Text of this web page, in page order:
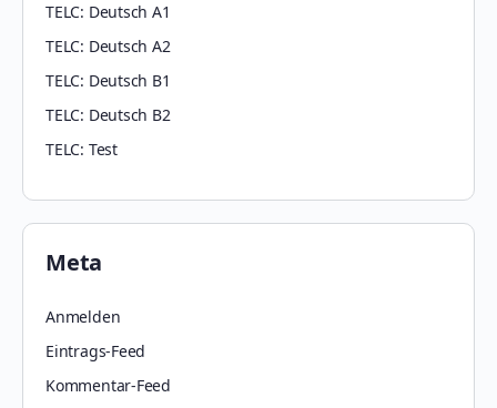
TELC: Deutsch A1
TELC: Deutsch A2
TELC: Deutsch B1
TELC: Deutsch B2
TELC: Test
Meta
Anmelden
Eintrags-Feed
Kommentar-Feed